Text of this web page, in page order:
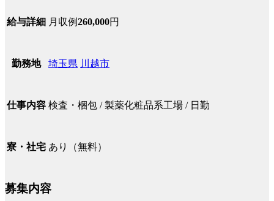
給与詳細 月収例260,000円
勤務地 埼玉県 川越市
仕事内容 検査・梱包 / 製薬化粧品系工場 / 日勤
寮・社宅 あり（無料）
募集内容